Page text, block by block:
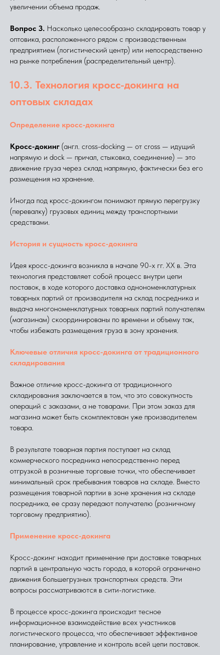
увеличении объема продаж.
Вопрос 3. Насколько целесообразно складировать товар у
оптовика, расположенного рядом с производственным
предприятием (логистический центр) или непосредственно
на рынке потребления (распределительный центр).
10.3. Технология кросс-докинга на
оптовых складах
Определение кросс-докинга
Кросс-докинг (англ. cross-docking — от cross — идущий
напрямую и dock — причал, стыковка, соединение) — это
движение груза через склад напрямую, фактически без его
размещения на хранение.
Иногда под кросс-докингом понимают прямую перегрузку
(перевалку) грузовых единиц между транспортными
средствами.
История и сущность кросс-докинга
Идея кросс-докинга возникла в начале 90-х гг. ХХ в. Эта
технология представляет собой процесс внутри цепи
поставок, в ходе которого доставка однономенклатурных
товарных партий от производителя на склад посредника и
выдача многономенклатурных товарных партий получателям
(магазинам) скоординированы по времени и объему так,
чтобы избежать размещения груза в зону хранения.
Ключевые отличия кросс-докинга от традиционного
складирования
Важное отличие кросс-докинга от традиционного
складирования заключается в том, что это совокупность
операций с заказами, а не товарами. При этом заказ для
магазина может быть скомплектован уже производителем
товара.
В результате товарная партия поступает на склад
коммерческого посредника непосредственно перед
отгрузкой в розничные торговые точки, что обеспечивает
минимальный срок пребывания товаров на складе. Вместо
размещения товарной партии в зоне хранения на складе
посредника, ее сразу передают получателю (розничному
торговому предприятию).
Применение кросс-докинга
Кросс-докинг находит применение при доставке товарных
партий в центральную часть города, в которой ограничено
движения большегрузных транспортных средств. Эти
вопросы рассматриваются в сити-логистике.
В процессе кросс-докинга происходит тесное
информационное взаимодействие всех участников
логистического процесса, что обеспечивает эффективное
планирование, управление и контроль всей цепи поставок.